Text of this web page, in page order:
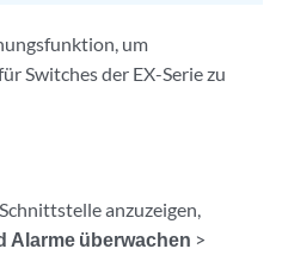
um
Switches der EX-Serie zu
anzuzeigen,
Alarme überwachen >